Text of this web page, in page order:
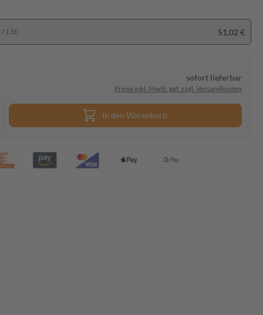
1 St) 51,02 €
sofort lieferbar
Preise inkl. MwSt. ggf. zzgl. Versandkosten
In den Warenkorb